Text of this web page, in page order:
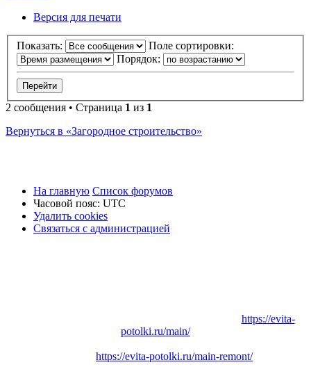
Версия для печати
Показать:
Поле сортировки:
Порядок:
2 сообщения • Страница 1 из 1
Вернуться в «Загородное строительство»
На главную Список форумов
Часовой пояс: UTC
Удалить cookies
Связаться
Связаться с администрацией
https://evita-
potolki.ru/main/
https://evita-potolki.ru/main-remont/